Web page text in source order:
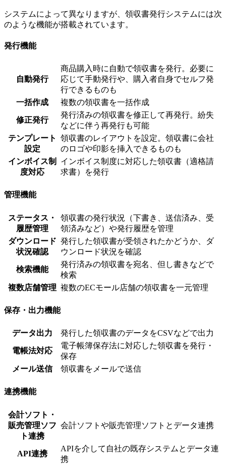
システムによって異なりますが、領収書発行システムには次
のような機能が搭載されています。
発行機能
自動発行
商品購入時に自動で領収書を発行。必要に
応じて手動発行や、購入者自身でセルフ発
行できるものも
一括作成
複数の領収書を一括作成
修正発行
発行済みの領収書を修正して再発行。紛失
などに伴う再発行も可能
テンプレート
設定
領収書のレイアウトを設定。領収書に会社
のロゴや印影を挿入できるものも
インボイス制
度対応
インボイス制度に対応した領収書（適格請
求書）を発行
管理機能
ステータス・
履歴管理
領収書の発行状況（下書き、送信済み、受
領済みなど）や発行履歴を管理
ダウンロード
状況確認
発行した領収書が受領されたかどうか、ダ
ウンロード状況を確認
検索機能
発行済みの領収書を宛名、但し書きなどで
検索
複数店舗管理 複数のECモール店舗の領収書を一元管理
保存・出力機能
データ出力 発行した領収書のデータをCSVなどで出力
電帳法対応
電子帳簿保存法に対応した領収書を発行・
保存
メール送信
領収書をメールで送信
連携機能
会計ソフト・
販売管理ソフ
ト連携
会計ソフトや販売管理ソフトとデータ連携
API連携
APIを介して自社の既存システムとデータ連
携